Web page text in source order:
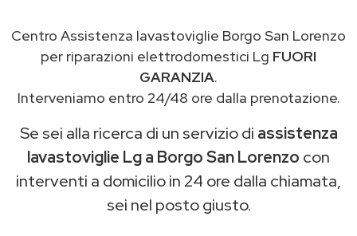
Centro Assistenza lavastoviglie Borgo San Lorenzo
per riparazioni elettrodomestici Lg FUORI
GARANZIA.
Interveniamo entro 24/48 ore dalla prenotazione.
Se sei alla ricerca di un servizio di assistenza
lavastoviglie Lg a Borgo San Lorenzo con
interventi a domicilio in 24 ore dalla chiamata,
sei nel posto giusto.